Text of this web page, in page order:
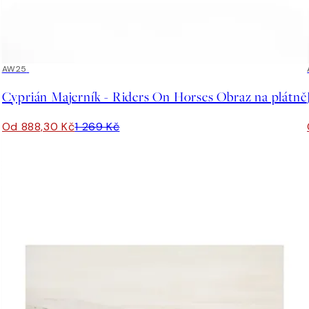
30%*
AW25
Cyprián Majerník - Riders On Horses Obraz na plátně
Od 888,30 Kč1 269 Kč